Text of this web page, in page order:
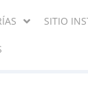
SITIO